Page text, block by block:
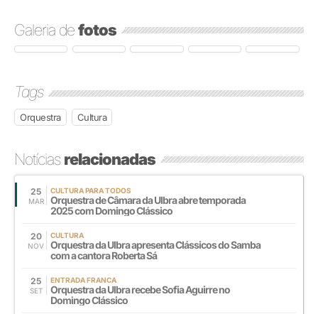
Galeria defotos
Tags
Orquestra Cultura
Notíciasrelacionadas
25
MAR
CULTURA PARA TODOS
Orquestra de Câmara da Ulbra abre temporada
2025 com Domingo Clássico
20
NOV
CULTURA
Orquestra da Ulbra apresenta Clássicos do Samba
com a cantora Roberta Sá
25
SET
ENTRADA FRANCA
Orquestra da Ulbra recebe Sofia Aguirre no
Domingo Clássico